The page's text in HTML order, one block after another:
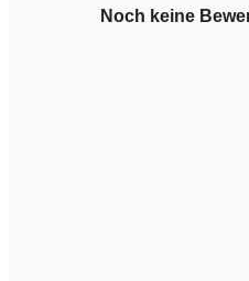
Noch keine